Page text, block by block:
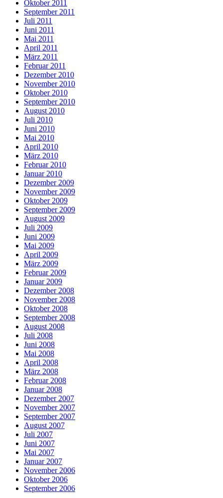
Oktober 2011
September 2011
Juli 2011
Juni 2011
Mai 2011
April 2011
März 2011
Februar 2011
Dezember 2010
November 2010
Oktober 2010
September 2010
August 2010
Juli 2010
Juni 2010
Mai 2010
April 2010
März 2010
Februar 2010
Januar 2010
Dezember 2009
November 2009
Oktober 2009
September 2009
August 2009
Juli 2009
Juni 2009
Mai 2009
April 2009
März 2009
Februar 2009
Januar 2009
Dezember 2008
November 2008
Oktober 2008
September 2008
August 2008
Juli 2008
Juni 2008
Mai 2008
April 2008
März 2008
Februar 2008
Januar 2008
Dezember 2007
November 2007
September 2007
August 2007
Juli 2007
Juni 2007
Mai 2007
Januar 2007
November 2006
Oktober 2006
September 2006